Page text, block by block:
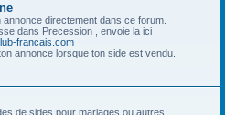
directement dans ce forum.
dans Precession , envoie la ici
francais.com
annonce lorsque ton side est vendu.
de sides pour mariages ou autres